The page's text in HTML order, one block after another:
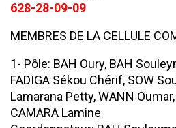
628-28-09-09
MEMBRES DE LA CELLULE
1- Pôle: BAH Oury, BAH
FADIGA Sékou Chérif, SOW
Lamarana Petty, WANN
CAMARA Lamine